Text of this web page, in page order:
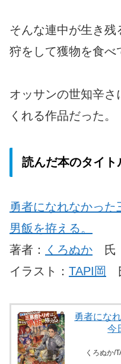
そんな連中が生き
狩をして獲物を食べ
オッサンの世知辛さ
くれる作品だった。
読んだ本のタイト
勇者になれなかった
男飯を拵える。
著者：
くろぬか 氏
イラスト： TAPI岡
勇者にな
今
くろぬか/